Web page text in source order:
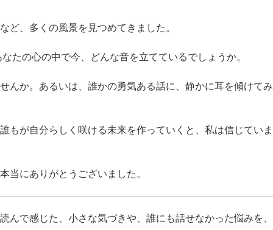
ど、多くの風景を見つめてきました。
たの心の中で今、どんな音を立てているでしょうか。
んか。あるいは、誰かの勇気ある話に、静かに耳を傾けてみ
もが自分らしく咲ける未来を作っていくと、私は信じていま
当にありがとうございました。
で感じた、小さな気づきや、誰にも話せなかった悩みを、